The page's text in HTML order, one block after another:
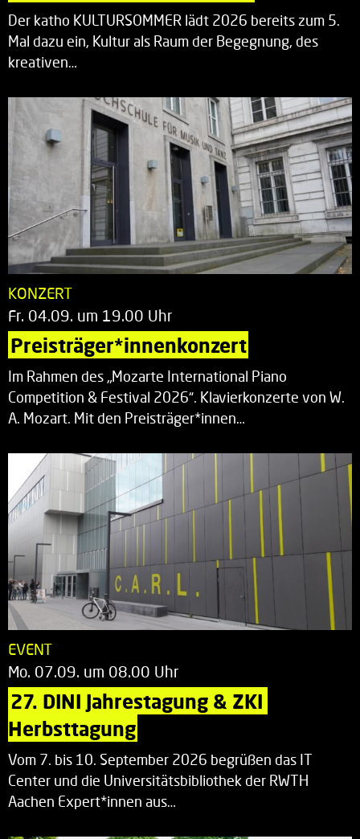
Der katho KULTURSOMMER lädt 2026 bereits zum 5.
Mal dazu ein, Kultur als Raum der Begegnung, des
kreativen…
KONZERT
Fr. 04.09. um 19.00 Uhr
Preisträger*innenkonzert
Im Rahmen des „Mozarte International Piano
Competition & Festival 2026“. Klavierkonzerte von W.
A. Mozart. Mit den Preisträger*innen…
EVENT
Mo. 07.09. um 08.00 Uhr
27. DINI Jahrestagung & ZKI
Herbsttagung
Vom 7. bis 10. September 2026 begrüßen das IT
Center und die Universitätsbibliothek der RWTH
Aachen Expert*innen aus…